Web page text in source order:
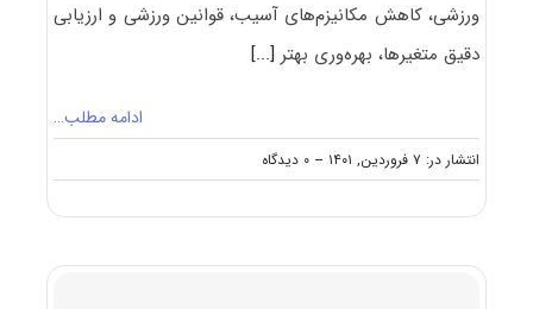
ورزشی، کاهش مکانیزم‌های آسیب، قوانین ورزشی و ارزیابی
دقیق متغیرها، بهره­‌وری بهتر[...]
ادامه مطلب…
انتشار در: ۷ فروردین, ۱۴۰۱ -- ۰ دیدگاه
on
گرایش
ورزشی